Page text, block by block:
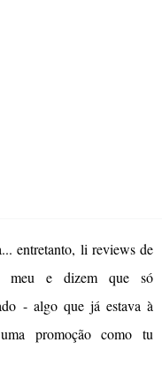
entretanto, li reviews de
meu e dizem que só
- algo que já estava à
promoção como tu